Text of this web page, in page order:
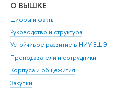
О ВЫШКЕ
Цифры и факты
Руководство и структура
Устойчивое развитие в НИУ ВШЭ
Преподаватели и сотрудники
Корпуса и общежития
Закупки